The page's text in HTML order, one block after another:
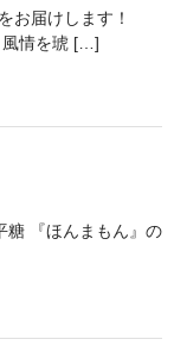
お届けします！
風情を琥 […]
糖 『ほんまもん』の